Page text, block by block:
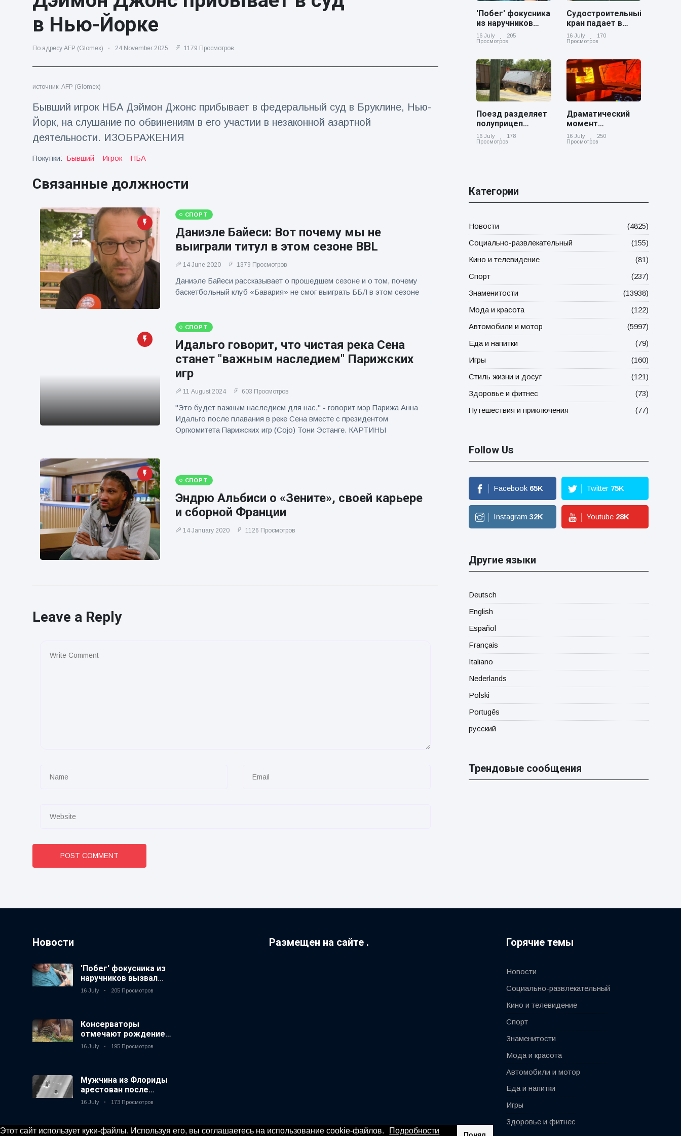
Этот сайт использует куки-файлы. Используя его, вы соглашаетесь на использование cookie-файлов. Подробности
Путешествия и приключения
Последние новости
'Побег'
фокусника из
наручников
вызвал смех у
аудитории
16 July
205
Просмотров
Консерваторы
рождение
тапира в
Великобритании
за 14 лет
16 July
арестован
после запуска
фейерверков из
движущейся
машины
16 July
173
Просмотров
в Нью-Йорке
По адресу AFP (Glomex) 24 November 2025 1179 Просмотров
источник: AFP (Glomex)
Бывший игрок НБА Дэймон Джонс прибывает в федеральный суд в Бруклине, Нью-
Йорк, на слушание по обвинениям в его участии в незаконной азартной
деятельности. ИЗОБРАЖЕНИЯ
Покупки: Бывший Игрок НБА
Связанные должности
СПОРТ
Даниэле Байеси: Вот почему мы не
выиграли титул в этом сезоне BBL
14 June 2020 1379 Просмотров
Даниэле Байеси рассказывает о прошедшем сезоне и о том, почему
баскетбольный клуб «Бавария» не смог выиграть ББЛ в этом сезоне
СПОРТ
Идальго говорит, что чистая река Сена
станет "важным наследием" Парижских
игр
11 August 2024 603 Просмотров
"Это будет важным наследием для нас," - говорит мэр Парижа Анна
Идальго после плавания в реке Сена вместе с президентом
Оргкомитета Парижских игр (Cojo) Тони Эстанге. КАРТИНЫ
СПОРТ
Эндрю Альбиси о «Зените», своей карьере
и сборной Франции
14 January 2020 1126 Просмотров
Leave a Reply
POST COMMENT
'Побег' фокусника
из наручников
вызвал смех у
аудитории
16 July
205
Просмотров
Судостроительный
кран падает в
реку Купер возле
Чарльстона
16 July
170
Просмотров
Поезд разделяет
полуприцеп
пополам на
железнодорожном
16 July
178
Просмотров
Драматический
момент
канадский
грузовой поезд
16 July
250
Просмотров
Категории
Новости
(4825)
Социально-развлекательный
(155)
Кино и телевидение
(81)
Спорт
(237)
Знаменитости
(13938)
Мода и красота
(122)
Автомобили и мотор
(5997)
Еда и напитки
(79)
Игры
(160)
Стиль жизни и досуг
(121)
Здоровье и фитнес
(73)
Путешествия и приключения
(77)
Follow Us
Facebook 65K Twitter 75K
Instagram 32K Youtube 28K
Другие языки
Deutsch
English
Español
Français
Italiano
Nederlands
Polski
Portugês
русский
Трендовые сообщения
Новости
'Побег' фокусника из
наручников вызвал
смех у аудитории
16 July 205 Просмотров
Консерваторы
отмечают рождение
первого низкогорного
16 July 195 Просмотров
Мужчина из Флориды
арестован после
запуска фейерверков
16 July 173 Просмотров
Размещен на сайте . Горячие темы
Новости
Социально-развлекательный
Кино и телевидение
Спорт
Знаменитости
Мода и красота
Автомобили и мотор
Еда и напитки
Игры
Здоровье и фитнес